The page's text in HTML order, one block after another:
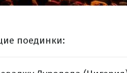
поединки: